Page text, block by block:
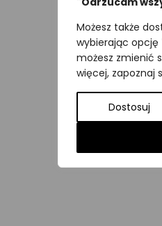
Możesz także
wybierając opcję
możesz zmienić
więcej, zapoznaj
Dostosuj
SKU: